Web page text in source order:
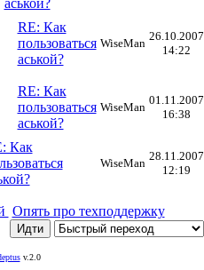
аськой?
RE: Как
пользоваться
аськой?
WiseMan
26.10.2007
14:22
RE: Как
пользоваться
аськой?
WiseMan
01.11.2007
16:38
Как
WiseMan
28.11.2007
12:19
Опять про техподдержку
v.2.0